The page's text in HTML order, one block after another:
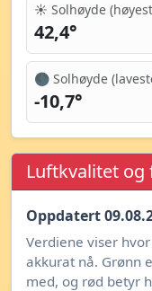
☀️ Solhøyde
42,4°
🌑 Solhøyde
-10,7°
Luftkvalitet
Oppdatert
Verdiene viser
akkurat nå. Grønn
med, og rød betyr